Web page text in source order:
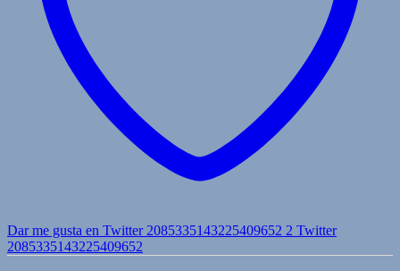
Dar me gusta en Twitter 2085335143225409652 2 Twitter
2085335143225409652